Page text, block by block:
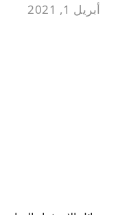
أبريل 1, 2021